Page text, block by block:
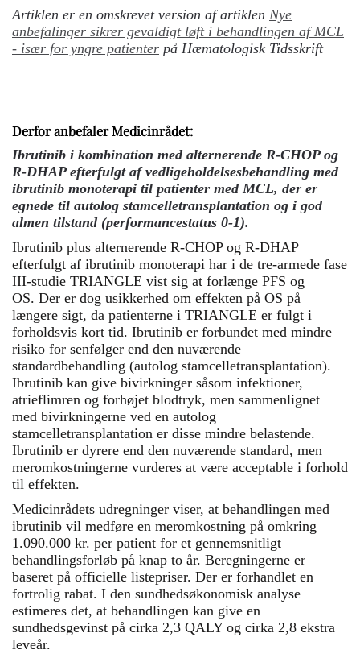
Artiklen er en omskrevet version af artiklen Nye
anbefalinger sikrer gevaldigt løft i behandlingen af MCL
- især for yngre patienter på Hæmatologisk Tidsskrift
Derfor anbefaler Medicinrådet:
Ibrutinib i kombination med alternerende R-CHOP og
R-DHAP efterfulgt af vedligeholdelsesbehandling med
ibrutinib monoterapi til patienter med MCL, der er
egnede til autolog stamcelletransplantation og i god
almen tilstand (performancestatus 0-1).
Ibrutinib plus alternerende R-CHOP og R-DHAP
efterfulgt af ibrutinib monoterapi har i de tre-armede fase
III-studie TRIANGLE vist sig at forlænge PFS og
OS. Der er dog usikkerhed om effekten på OS på
længere sigt, da patienterne i TRIANGLE er fulgt i
forholdsvis kort tid. Ibrutinib er forbundet med mindre
risiko for senfølger end den nuværende
standardbehandling (autolog stamcelletransplantation).
Ibrutinib kan give bivirkninger såsom infektioner,
atrieflimren og forhøjet blodtryk, men sammenlignet
med bivirkningerne ved en autolog
stamcelletransplantation er disse mindre belastende.
Ibrutinib er dyrere end den nuværende standard, men
meromkostningerne vurderes at være acceptable i forhold
til effekten.
Medicinrådets udregninger viser, at behandlingen med
ibrutinib vil medføre en meromkostning på omkring
1.090.000 kr. per patient for et gennemsnitligt
behandlingsforløb på knap to år. Beregningerne er
baseret på officielle listepriser. Der er forhandlet en
fortrolig rabat. I den sundhedsøkonomisk analyse
estimeres det, at behandlingen kan give en
sundhedsgevinst på cirka 2,3 QALY og cirka 2,8 ekstra
leveår.